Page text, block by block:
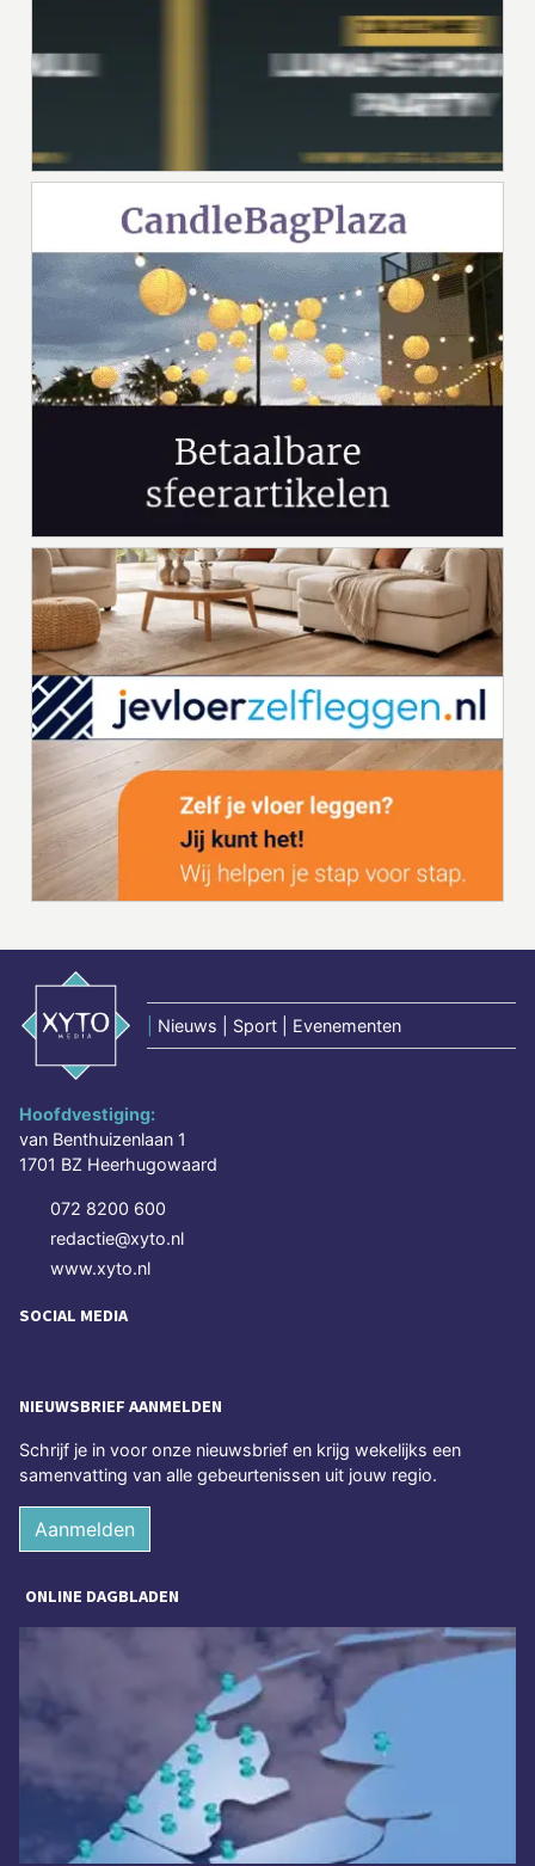
Nieuws | Sport | Evenementen
Hoofdvestiging:
van Benthuizenlaan 1
1701 BZ Heerhugowaard
072 8200 600
redactie@xyto.nl
www.xyto.nl
SOCIAL MEDIA
NIEUWSBRIEF AANMELDEN
Schrijf je in voor onze nieuwsbrief en krijg wekelijks een
samenvatting van alle gebeurtenissen uit jouw regio.
Aanmelden
ONLINE DAGBLADEN